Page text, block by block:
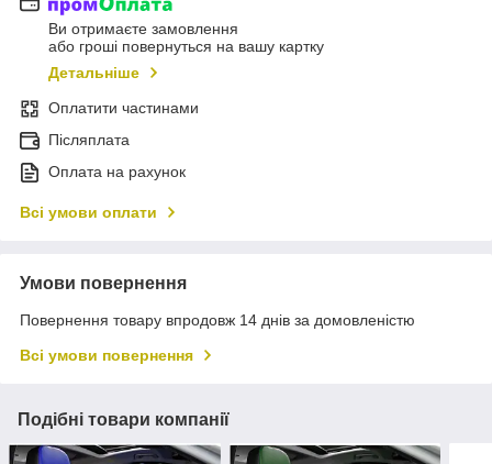
Ви отримаєте замовлення
або гроші повернуться на вашу картку
Детальніше
Оплатити частинами
Післяплата
Оплата на рахунок
Всі умови оплати
Умови повернення
Повернення товару впродовж 14 днів за домовленістю
Всі умови повернення
Подібні товари компанії